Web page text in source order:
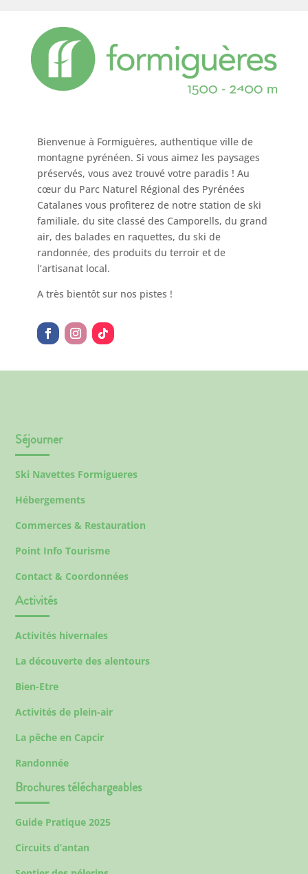
Bienvenue à Formiguères, authentique ville de
montagne pyrénéen. Si vous aimez les paysages
préservés, vous avez trouvé votre paradis ! Au
cœur du Parc Naturel Régional des Pyrénées
Catalanes vous profiterez de notre station de ski
familiale, du site classé des Camporells, du grand
air, des balades en raquettes, du ski de
randonnée, des produits du terroir et de
l’artisanat local.
A très bientôt sur nos pistes !
Séjourner
Ski Navettes Formigueres
Hébergements
Commerces & Restauration
Point Info Tourisme
Contact & Coordonnées
Activités
Activités hivernales
La découverte des alentours
Bien-Etre
Activités de plein-air
La pêche en Capcir
Randonnée
Brochures téléchargeables
Guide Pratique 2025
Circuits d’antan